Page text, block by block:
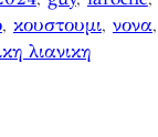
, κουστουμι, νονα,
λιανικη